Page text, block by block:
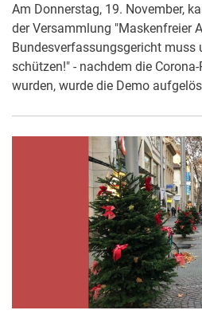
Am Donnerstag, 19. November,
der Versammlung "Maskenfreier
Bundesverfassungsgericht muss
schützen!" - nachdem die
wurden, wurde die Demo